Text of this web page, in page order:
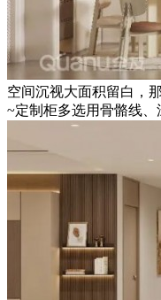
空间沉视大面积留白，
~定制柜多选用骨骼线、